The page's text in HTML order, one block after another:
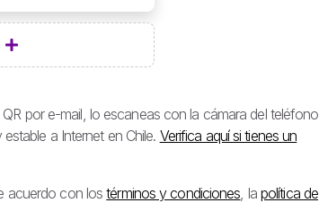
por e-mail, lo escaneas con la cámara del teléfono,
a Internet en Chile. Verifica aquí si tienes un
acuerdo con lostérminos y condiciones , la política de